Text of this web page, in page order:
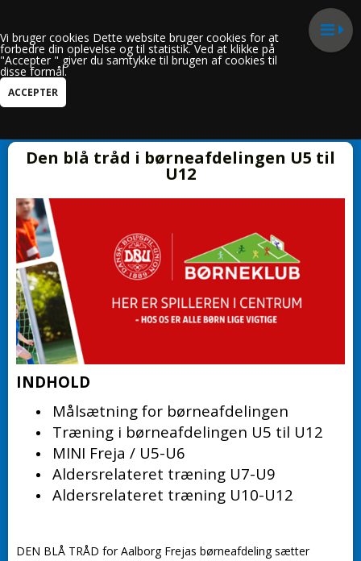
Den blå tråd i børneafdelingen U5 til
U12
INDHOLD
Målsætning for børneafdelingen
Træning i børneafdelingen U5 til U12
MINI Freja / U5-U6
Aldersrelateret træning U7-U9
Aldersrelateret træning U10-U12
DEN BLÅ TRÅD for Aalborg Frejas børneafdeling sætter
Vi bruger cookies Dette website bruger cookies for at
forbedre din oplevelse og til statistik. Ved at klikke på
"Accepter " giver du samtykke til brugen af cookies til
disse formål.